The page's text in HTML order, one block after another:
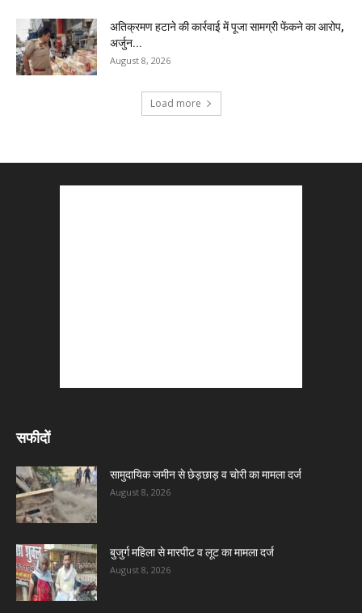
अतिक्रमण हटाने की कार्रवाई में पूजा सामग्री फेंकने का आरोप,
अर्जुन...
August 8, 2026
Load more
सफीदों
सामुदायिक जमीन से छेड़छाड़ व चोरी का मामला दर्ज
August 8, 2026
बुजुर्ग महिला से मारपीट व लूट का मामला दर्ज
August 8, 2026